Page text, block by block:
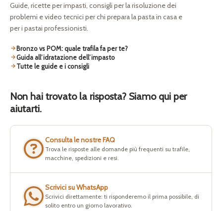
Guide, ricette per impasti, consigli per la risoluzione dei
problemi e video tecnici per chi prepara la pasta in casa e
per i pastai professionisti.
Bronzo vs POM: quale trafila fa per te?
Guida all’idratazione dell’impasto
Tutte le guide e i consigli
Non hai trovato la risposta? Siamo qui per
aiutarti.
Consulta le nostre FAQ
Trova le risposte alle domande più frequenti su trafile,
macchine, spedizioni e resi.
Scrivici su WhatsApp
Scrivici direttamente: ti risponderemo il prima possibile, di
solito entro un giorno lavorativo.